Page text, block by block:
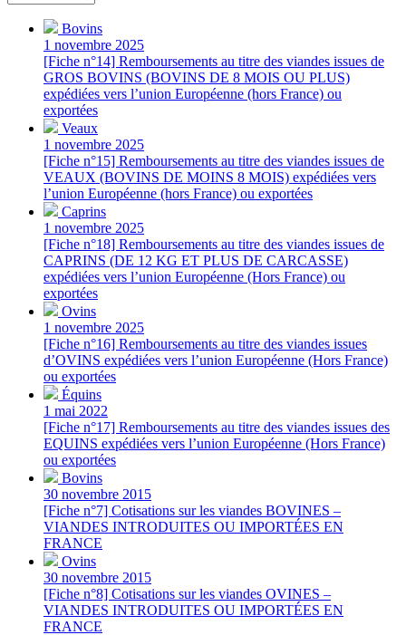
Bovins
1 novembre 2025
[Fiche n°14] Remboursements au titre des viandes issues de
GROS BOVINS (BOVINS DE 8 MOIS OU PLUS)
expédiées vers l’union Européenne (hors France) ou
exportées
Veaux
1 novembre 2025
[Fiche n°15] Remboursements au titre des viandes issues de
VEAUX (BOVINS DE MOINS 8 MOIS) expédiées vers
l’union Européenne (hors France) ou exportées
Caprins
1 novembre 2025
[Fiche n°18] Remboursements au titre des viandes issues de
CAPRINS (DE 12 KG ET PLUS DE CARCASSE)
expédiées vers l’union Européenne (Hors France) ou
exportées
Ovins
1 novembre 2025
[Fiche n°16] Remboursements au titre des viandes issues
d’OVINS expédiées vers l’union Européenne (Hors France)
ou exportées
Équins
1 mai 2022
[Fiche n°17] Remboursements au titre des viandes issues des
EQUINS expédiées vers l’union Européenne (Hors France)
ou exportées
Bovins
30 novembre 2015
[Fiche n°7] Cotisations sur les viandes BOVINES –
VIANDES INTRODUITES OU IMPORTÉES EN
FRANCE
Ovins
30 novembre 2015
[Fiche n°8] Cotisations sur les viandes OVINES –
VIANDES INTRODUITES OU IMPORTÉES EN
FRANCE